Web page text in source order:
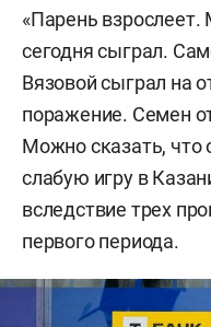
«Парень взрослеет.
сегодня сыграл.
Вязовой сыграл на
поражение. Семен
Можно сказать, что
слабую игру в
вследствие трех
первого периода.